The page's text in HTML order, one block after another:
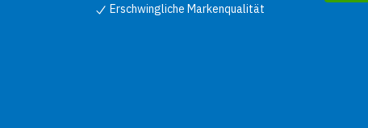
Erschwingliche Markenqualität